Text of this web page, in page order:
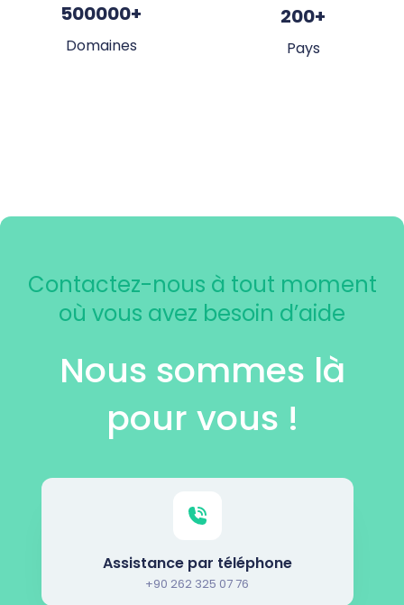
500000+
Domaines
200+
Pays
Contactez-nous à tout moment
où vous avez besoin d’aide
Nous sommes là
pour vous !
Assistance par téléphone
+90 262 325 07 76